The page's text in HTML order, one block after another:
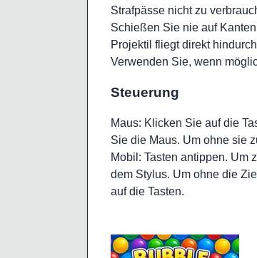
Strafpässe nicht zu
Schießen Sie nie auf
Projektil fliegt direkt
Verwenden Sie, wenn
Steuerung
Maus: Klicken Sie auf die
Sie die Maus. Um ohne sie
Mobil: Tasten antippen. Um
dem Stylus. Um ohne die
auf die Tasten.